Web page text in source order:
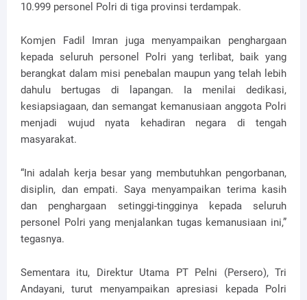
10.999 personel Polri di tiga provinsi terdampak.
Komjen Fadil Imran juga menyampaikan penghargaan
kepada seluruh personel Polri yang terlibat, baik yang
berangkat dalam misi penebalan maupun yang telah lebih
dahulu bertugas di lapangan. Ia menilai dedikasi,
kesiapsiagaan, dan semangat kemanusiaan anggota Polri
menjadi wujud nyata kehadiran negara di tengah
masyarakat.
“Ini adalah kerja besar yang membutuhkan pengorbanan,
disiplin, dan empati. Saya menyampaikan terima kasih
dan penghargaan setinggi-tingginya kepada seluruh
personel Polri yang menjalankan tugas kemanusiaan ini,”
tegasnya.
Sementara itu, Direktur Utama PT Pelni (Persero), Tri
Andayani, turut menyampaikan apresiasi kepada Polri